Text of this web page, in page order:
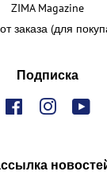
ZIMA Magazine
заказа (для
Подписка
FacebookInstagram